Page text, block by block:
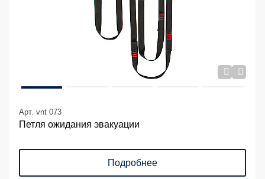
Арт. vnt 073
Петля ожидания эвакуации
Подробнее